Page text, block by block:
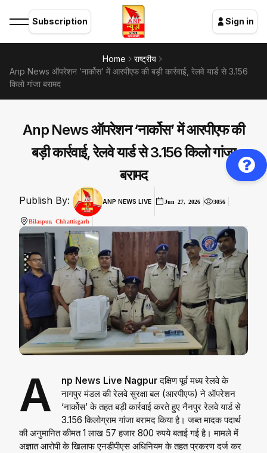
Subscription Sign in
Home
राष्ट्रीय
Anp News ऑपरेशन ‘नार्कोस’ में आरपीएफ की बड़ी कार्रवाई, रेलवे यार्ड से 3.156
किलो गांजा बरामद
Anp News ऑपरेशन ‘नार्कोस’ में आरपीएफ की
बड़ी कार्रवाई, रेलवे यार्ड से 3.156 किलो गांजा
बरामद
Publish By: ANP NEWS LIVE Jun 27, 2026 3056
Bilaspur, Chhattisgarh
A np News Live Nagpurदक्षिण पूर्व मध्य रेलवे के
नागपुर मंडल की रेलवे सुरक्षा बल (आरपीएफ) ने ऑपरेशन
‘नार्कोस’ के तहत बड़ी कार्रवाई करते हुए नैनपुर रेलवे यार्ड से
3.156 किलोग्राम गांजा बरामद किया है। जब्त मादक पदार्थ
की अनुमानित कीमत 1 लाख 57 हजार 800 रुपये बताई गई है। मामले में
अज्ञात आरोपी के खिलाफ एनडीपीएस अधिनियम के तहत प्रकरण दर्ज कर